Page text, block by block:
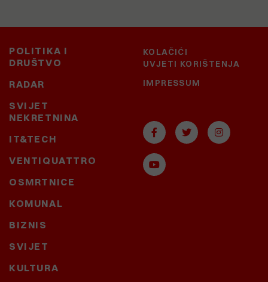
POLITIKA I
DRUŠTVO
RADAR
SVIJET
NEKRETNINA
IT&TECH
VENTIQUATTRO
OSMRTNICE
KOMUNAL
BIZNIS
SVIJET
KULTURA
KOLAČIĆI
UVJETI KORIŠTENJA
IMPRESSUM